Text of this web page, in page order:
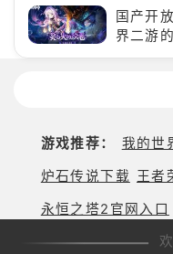
狂欢
国产开
界二游
程碑：
游戏推荐： 我的世
炉石传说下载 王者
永恒之塔2官网入口